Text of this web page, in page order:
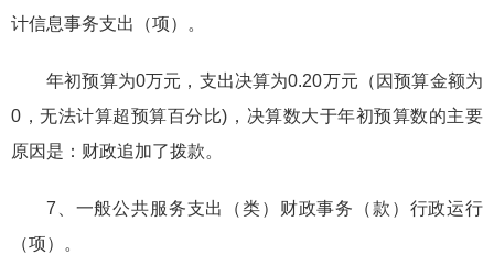
计信息事务支出（项）。
年初预算为0万元，支出决算为0.20万元（因预算金额为
0，无法计算超预算百分比)，决算数大于年初预算数的主要
原因是：财政追加了拨款。
7、一般公共服务支出（类）财政事务（款）行政运行
（项）。